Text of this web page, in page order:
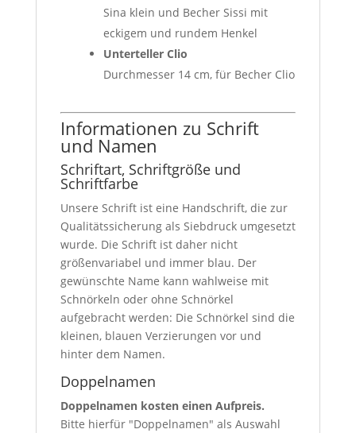
Sina klein und Becher Sissi mit
eckigem und rundem Henkel
Unterteller Clio
Durchmesser 14 cm, für Becher Clio
Informationen zu Schrift
und Namen
Schriftart, Schriftgröße und
Schriftfarbe
Unsere Schrift ist eine Handschrift, die zur
Qualitätssicherung als Siebdruck umgesetzt
wurde. Die Schrift ist daher nicht
größenvariabel und immer blau. Der
gewünschte Name kann wahlweise mit
Schnörkeln oder ohne Schnörkel
aufgebracht werden: Die Schnörkel sind die
kleinen, blauen Verzierungen vor und
hinter dem Namen.
Doppelnamen
Doppelnamen kosten einen Aufpreis.
Bitte hierfür "Doppelnamen" als Auswahl